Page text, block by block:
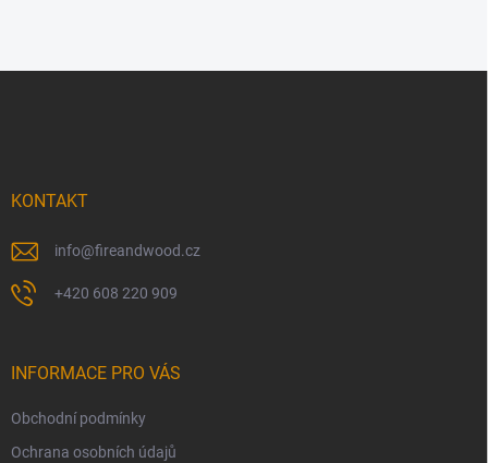
KONTAKT
info@fireandwood.cz
+420 608 220 909
INFORMACE PRO VÁS
Obchodní podmínky
Ochrana osobních údajů